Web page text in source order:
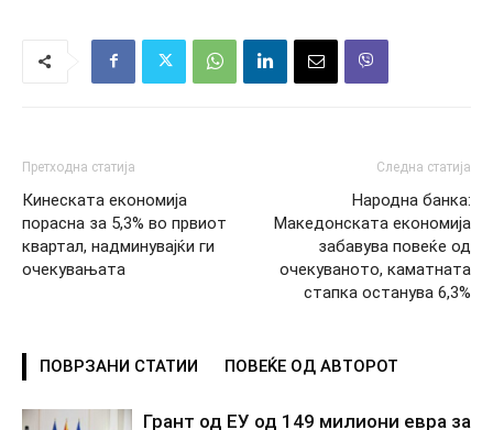
Претходна статија
Кинеската економија
порасна за 5,3% во првиот
квартал, надминувајќи ги
очекувањата
Следна статија
Народна банка:
Македонската економија
забавува повеќе од
очекуваното, каматната
стапка останува 6,3%
ПОВРЗАНИ СТАТИИ ПОВЕЌЕ ОД АВТОРОТ
Грант од ЕУ од 149 милиони евра за